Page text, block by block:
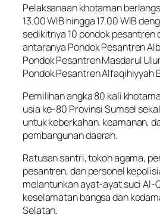
Pelaksanaan khotaman
13.00 WIB hingga 17.00 WIB
sedikitnya 10 pondok pesantren
antaranya Pondok Pesantren
Pondok Pesantren Masdarul
Pondok Pesantren Alfaqihiyyah
Pemilihan angka 80 kali
usia ke-80 Provinsi Sumsel
untuk keberkahan, keamanan,
pembangunan daerah.
Ratusan santri, tokoh agama,
pesantren, dan personel
melantunkan ayat-ayat suci Al-
keselamatan bangsa dan
Selatan.